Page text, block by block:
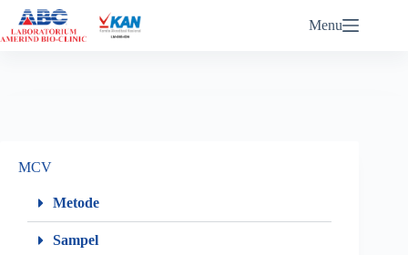
ABC eReports Login
Menu
MCV
Metode
Sampel